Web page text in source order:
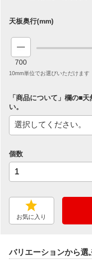
天板奥行(mm)
700
10mm単位でお選びいただけます
「商品について」欄の■
い。
個数
お気に入り
バリエーションから選